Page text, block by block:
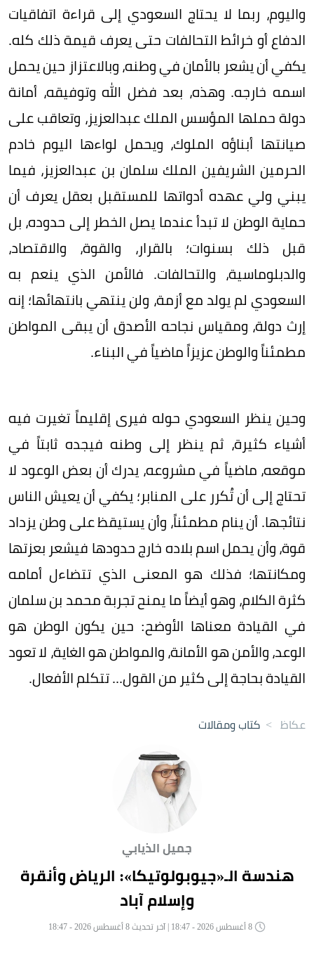
واليوم، ربما لا يحتاج السعودي إلى قراءة اتفاقيات
الدفاع أو خرائط التحالفات حتى يعرف قيمة ذلك كله.
يكفي أن يشعر بالأمان في وطنه، وبالاعتزاز حين يحمل
اسمه خارجه. وهذه، بعد فضل الله وتوفيقه، أمانة
دولة حملها المؤسس الملك عبدالعزيز، وتعاقب على
صيانتها أبناؤه الملوك، ويحمل لواءها اليوم خادم
الحرمين الشريفين الملك سلمان بن عبدالعزيز، فيما
يبني ولي عهده أدواتها للمستقبل بعقل يعرف أن
حماية الوطن لا تبدأ عندما يصل الخطر إلى حدوده، بل
قبل ذلك بسنوات؛ بالقرار، والقوة، والاقتصاد،
والدبلوماسية، والتحالفات. فالأمن الذي ينعم به
السعودي لم يولد مع أزمة، ولن ينتهي بانتهائها؛ إنه
إرث دولة، ومقياس نجاحه الأصدق أن يبقى المواطن
مطمئناً والوطن عزيزاً ماضياً في البناء.
وحين ينظر السعودي حوله فيرى إقليماً تغيرت فيه
أشياء كثيرة، ثم ينظر إلى وطنه فيجده ثابتاً في
موقعه، ماضياً في مشروعه، يدرك أن بعض الوعود لا
تحتاج إلى أن تُكرر على المنابر؛ يكفي أن يعيش الناس
نتائجها. أن ينام مطمئناً، وأن يستيقظ على وطن يزداد
قوة، وأن يحمل اسم بلاده خارج حدودها فيشعر بعزتها
ومكانتها؛ فذلك هو المعنى الذي تتضاءل أمامه
كثرة الكلام، وهو أيضاً ما يمنح تجربة محمد بن سلمان
في القيادة معناها الأوضح: حين يكون الوطن هو
الوعد، والأمن هو الأمانة، والمواطن هو الغاية، لا تعود
القيادة بحاجة إلى كثير من القول... تتكلم الأفعال.
عكاظ > كتاب ومقالات
جميل الذيابي
هندسة الـ«جيوبولوتيكا»: الرياض وأنقرة
وإسلام آباد